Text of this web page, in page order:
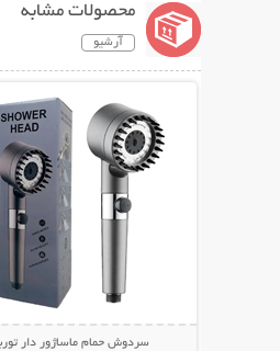
محصولات مشابه
آرشیو
سردوش حمام ماساژور دار